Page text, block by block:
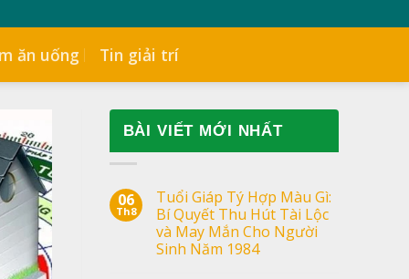
ăn uống Tin giải trí
BÀI VIẾT MỚI NHẤT
06
Th8
Tuổi Giáp Tý Hợp Màu Gì:
Bí Quyết Thu Hút Tài Lộc
và May Mắn Cho Người
Sinh Năm 1984